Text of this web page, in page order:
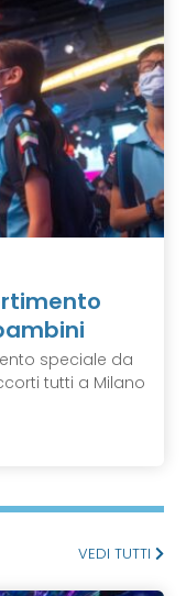
speciale da
tutti a Milano
VEDI TUTTI